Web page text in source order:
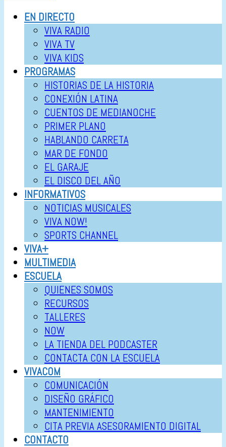
EN DIRECTO
VIVA RADIO
VIVA TV
VIVA KIDS
PROGRAMAS
HISTORIAS DE LA HISTORIA
CONEXIÓN LATINA
CUENTOS DE MEDIANOCHE
PRIMER PLANO
HABLANDO CARRETA
MAR DE FONDO
EL GARAJE
EL DISCO DEL AÑO
INFORMATIVOS
NOTICIAS MUSICALES
VIVA NOW!
SPORTS CHANNEL
VIVA+
MULTIMEDIA
ESCUELA
QUIENES SOMOS
RECURSOS
TALLERES
NOW
LA TIENDA DEL PODCASTER
CONTACTA CON LA ESCUELA
VIVACOM
COMUNICACIÓN
DISEÑO GRÁFICO
MANTENIMIENTO
CITA PREVIA ASESORAMIENTO DIGITAL
CONTACTO